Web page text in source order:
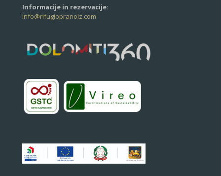
Informacije in rezervacije:
info@rifugiopranolz.com